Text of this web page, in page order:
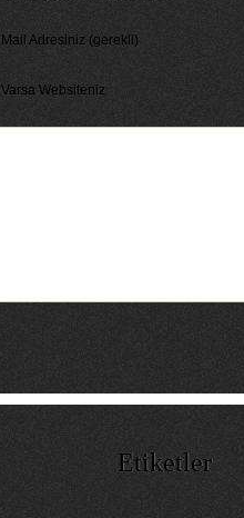
Mail Adresiniz (gerekli)
Varsa Websiteniz
Etiketler